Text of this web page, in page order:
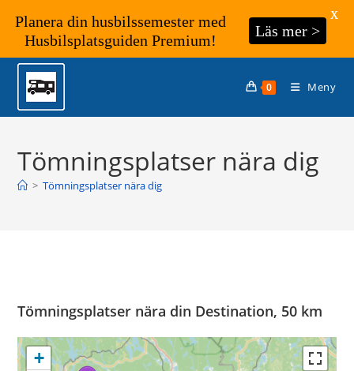
Hoppa
innehållet
0 Meny
Tömningsplatser nära dig
> Tömningsplatser nära dig
Tömningsplatser nära din Destination, 50 km
+
Planera din husbilssemester med
Husbilsplatsguiden Premium!
Läs mer >
X